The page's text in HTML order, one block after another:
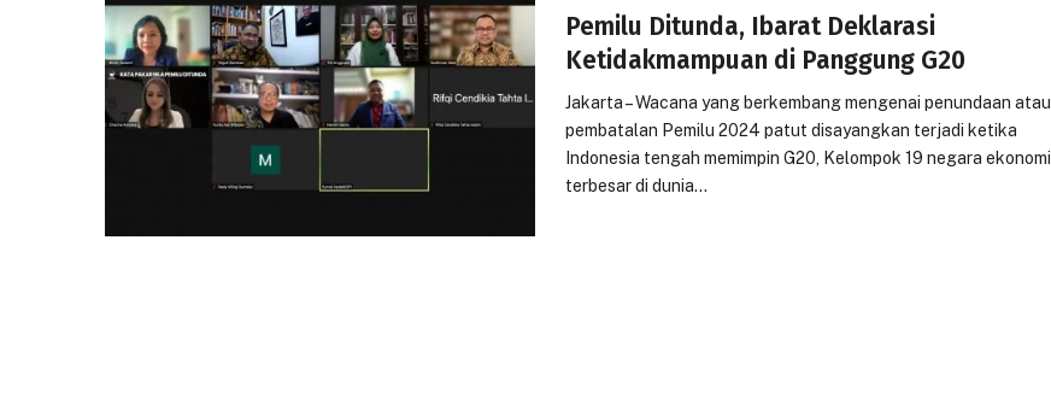
Pemilu Ditunda, Ibarat Deklarasi
Ketidakmampuan di Panggung G20
Jakarta – Wacana yang berkembang mengenai penundaan atau
pembatalan Pemilu 2024 patut disayangkan terjadi ketika
Indonesia tengah memimpin G20, Kelompok 19 negara ekonomi
terbesar di dunia…